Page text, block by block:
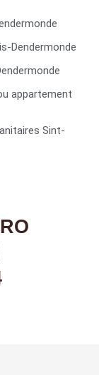
Dendermonde
appartement
Sint-